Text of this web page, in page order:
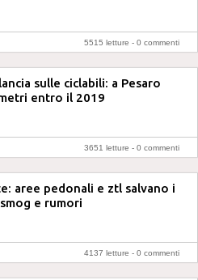
5515 letture - 0 commenti
sulle ciclabili: a Pesaro
entro il 2019
3651 letture - 0 commenti
aree pedonali e ztl salvano i
e rumori
4137 letture - 0 commenti